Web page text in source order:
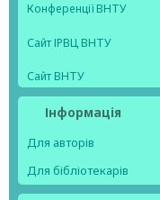
Конференції ВНТУ
Сайт ІРВЦ ВНТУ
Сайт ВНТУ
Інформація
Для авторів
Для бібліотекарів